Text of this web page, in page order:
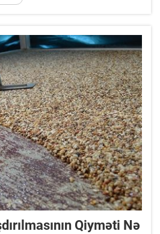
əmələ gəlir. Ağ
İta...
Qiyməti Nə